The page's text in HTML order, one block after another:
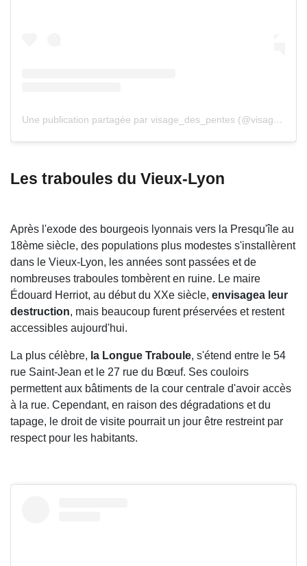
Une publication partagée par visage_des_pentes (@visage_des_pentes)
Les traboules du Vieux-Lyon
Après l'exode des bourgeois lyonnais vers la Presqu'île au
18ème siècle, des populations plus modestes s'installèrent
dans le Vieux-Lyon, les années sont passées et de
nombreuses traboules tombèrent en ruine. Le maire
Édouard Herriot, au début du XXe siècle, envisagea leur
destruction, mais beaucoup furent préservées et restent
accessibles aujourd'hui.
La plus célèbre, la Longue Traboule, s'étend entre le 54
rue Saint-Jean et le 27 rue du Bœuf. Ses couloirs
permettent aux bâtiments de la cour centrale d'avoir accès
à la rue. Cependant, en raison des dégradations et du
tapage, le droit de visite pourrait un jour être restreint par
respect pour les habitants.